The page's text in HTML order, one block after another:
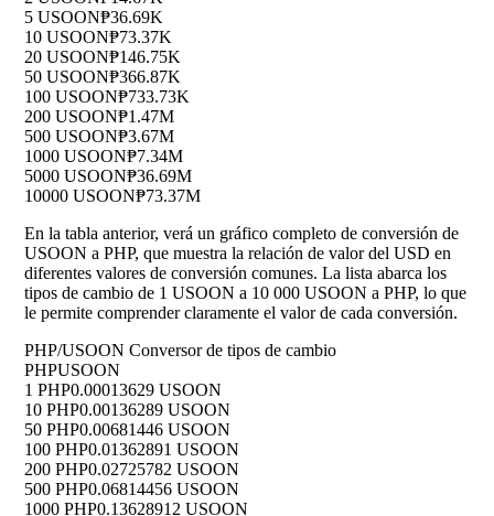
5 USOON₱36.69K
10 USOON₱73.37K
20 USOON₱146.75K
50 USOON₱366.87K
100 USOON₱733.73K
200 USOON₱1.47M
500 USOON₱3.67M
1000 USOON₱7.34M
5000 USOON₱36.69M
10000 USOON₱73.37M
En la tabla anterior, verá un gráfico completo de conversión de
USOON a PHP, que muestra la relación de valor del USD en
diferentes valores de conversión comunes. La lista abarca los
tipos de cambio de 1 USOON a 10 000 USOON a PHP, lo que
le permite comprender claramente el valor de cada conversión.
PHP/USOON Conversor de tipos de cambio
PHPUSOON
1 PHP0.00013629 USOON
10 PHP0.00136289 USOON
50 PHP0.00681446 USOON
100 PHP0.01362891 USOON
200 PHP0.02725782 USOON
500 PHP0.06814456 USOON
1000 PHP0.13628912 USOON